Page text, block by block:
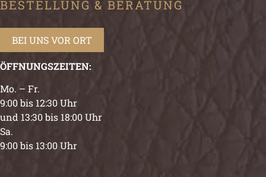
BESTELLUNG & BERATUNG
BEI UNS VOR ORT
ÖFFNUNGSZEITEN:
Mo. – Fr.
9:00 bis 12:30 Uhr
und 13:30 bis 18:00 Uhr
Sa.
9:00 bis 13:00 Uhr